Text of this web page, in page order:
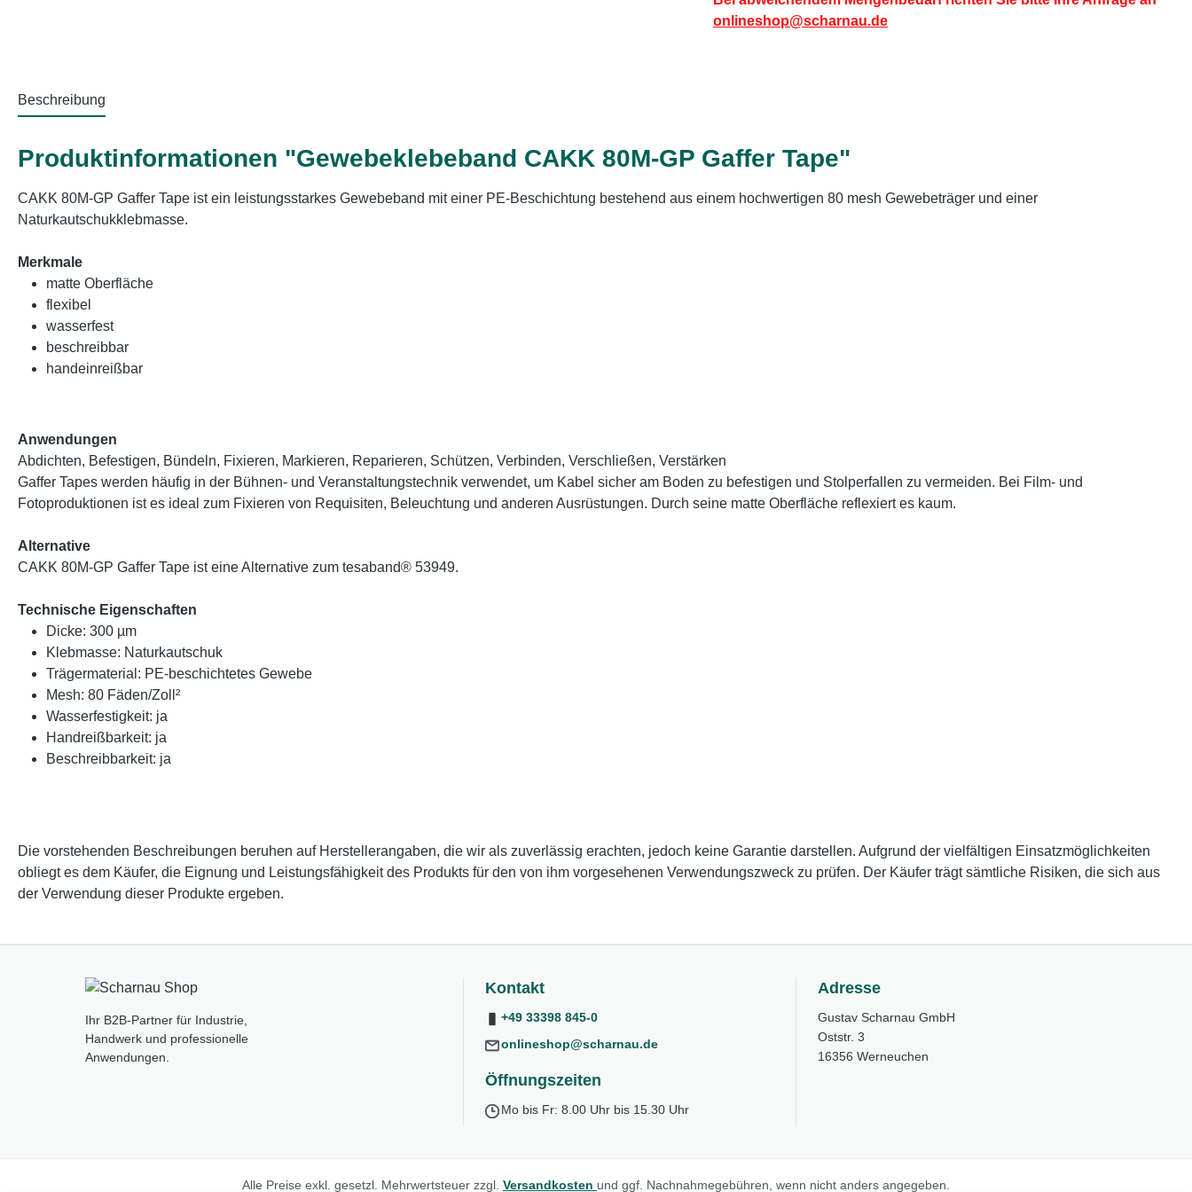
onlineshop@scharnau.de
Beschreibung
Produktinformationen "Gewebeklebeband CAKK 80M-GP Gaffer Tape"
CAKK 80M-GP Gaffer Tape ist ein leistungsstarkes Gewebeband mit einer PE-Beschichtung bestehend aus einem hochwertigen 80 mesh Gewebeträger und einer
Naturkautschukklebmasse.
Merkmale
matte Oberfläche
flexibel
wasserfest
beschreibbar
handeinreißbar
Anwendungen
Abdichten, Befestigen, Bündeln, Fixieren, Markieren, Reparieren, Schützen, Verbinden, Verschließen, Verstärken
Gaffer Tapes werden häufig in der Bühnen- und Veranstaltungstechnik verwendet, um Kabel sicher am Boden zu befestigen und Stolperfallen zu vermeiden. Bei Film- und
Fotoproduktionen ist es ideal zum Fixieren von Requisiten, Beleuchtung und anderen Ausrüstungen. Durch seine matte Oberfläche reflexiert es kaum.
Alternative
CAKK 80M-GP Gaffer Tape ist eine Alternative zum tesaband® 53949.
Technische Eigenschaften
Dicke: 300 µm
Klebmasse: Naturkautschuk
Trägermaterial: PE-beschichtetes Gewebe
Mesh: 80 Fäden/Zoll²
Wasserfestigkeit: ja
Handreißbarkeit: ja
Beschreibbarkeit: ja
Die vorstehenden Beschreibungen beruhen auf Herstellerangaben, die wir als zuverlässig erachten, jedoch keine Garantie darstellen. Aufgrund der vielfältigen Einsatzmöglichkeiten
obliegt es dem Käufer, die Eignung und Leistungsfähigkeit des Produkts für den von ihm vorgesehenen Verwendungszweck zu prüfen. Der Käufer trägt sämtliche Risiken, die sich aus
der Verwendung dieser Produkte ergeben.
Ihr B2B-Partner für Industrie,
Handwerk und professionelle
Anwendungen.
Kontakt
+49 33398 845-0
onlineshop@scharnau.de
Öffnungszeiten
Mo bis Fr: 8.00 Uhr bis 15.30 Uhr
Adresse
Gustav Scharnau GmbH
Oststr. 3
16356 Werneuchen
Alle Preise exkl. gesetzl. Mehrwertsteuer zzgl. Versandkosten und ggf. Nachnahmegebühren, wenn nicht anders angegeben.